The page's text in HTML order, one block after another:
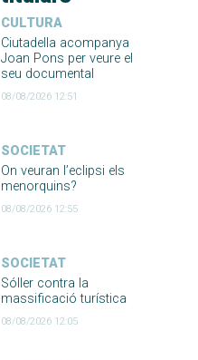
CULTURA
Ciutadella acompanya
Joan Pons per veure el
seu documental
08/08/2026 12:51
SOCIETAT
On veuran l’eclipsi els
menorquins?
08/08/2026 12:55
SOCIETAT
Sóller contra la
massificació turística
08/08/2026 12:05